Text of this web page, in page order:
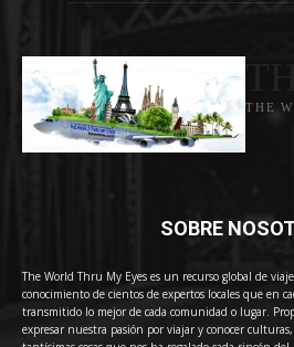
THE
SOBRE
The World Thru My Eyes es un recurso global de
conocimiento de cientos de expertos locales que en
transmitido lo mejor de cada comunidad o lugar.
expresar nuestra pasión por viajar y conocer